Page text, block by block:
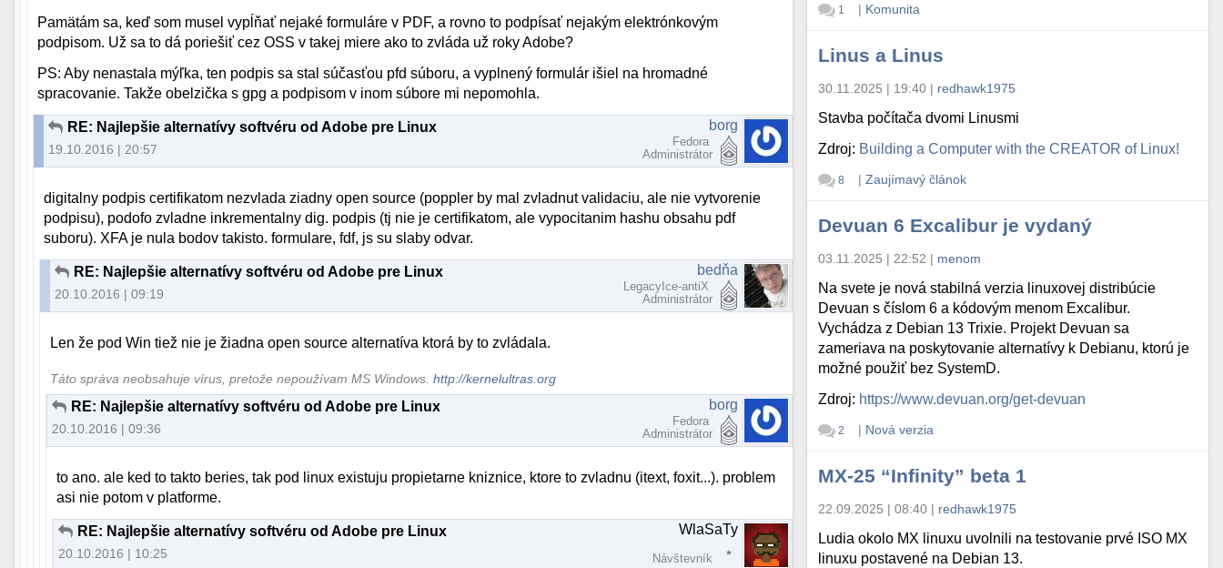
Pamätám sa, keď som musel vypĺňať nejaké formuláre v PDF, a rovno to podpísať nejakým elektrónkovým
podpisom. Už sa to dá poriešiť cez OSS v takej miere ako to zvláda už roky Adobe?
PS: Aby nenastala mýľka, ten podpis sa stal súčasťou pfd súboru, a vyplnený formulár išiel na hromadné
spracovanie. Takže obelzička s gpg a podpisom v inom súbore mi nepomohla.
RE: Najlepšie alternatívy softvéru od Adobe pre Linux
19.10.2016 | 20:57
borg
Fedora
Administrátor
digitalny podpis certifikatom nezvlada ziadny open source (poppler by mal zvladnut validaciu, ale nie vytvorenie
podpisu), podofo zvladne inkrementalny dig. podpis (tj nie je certifikatom, ale vypocitanim hashu obsahu pdf
suboru). XFA je nula bodov takisto. formulare, fdf, js su slaby odvar.
RE: Najlepšie alternatívy softvéru od Adobe pre Linux
20.10.2016 | 09:19
bedňa
LegacyIce-antiX
Administrátor
Len že pod Win tiež nie je žiadna open source alternatíva ktorá by to zvládala.
Táto správa neobsahuje vírus, pretože nepoužívam MS Windows.http://kernelultras.org
RE: Najlepšie alternatívy softvéru od Adobe pre Linux
20.10.2016 | 09:36
borg
Fedora
Administrátor
to ano. ale ked to takto beries, tak pod linux existuju propietarne kniznice, ktore to zvladnu (itext, foxit...). problem
asi nie potom v platforme.
RE: Najlepšie alternatívy softvéru od Adobe pre Linux
20.10.2016 | 10:25
WlaSaTy
Návštevník
1 | Komunita
Linus a Linus
30.11.2025 | 19:40 | redhawk1975
Stavba počítača dvomi Linusmi
Zdroj: Building a Computer with the CREATOR of Linux!
8 | Zaujímavý článok
Devuan 6 Excalibur je vydaný
03.11.2025 | 22:52 | menom
Na svete je nová stabilná verzia linuxovej distribúcie
Devuan s číslom 6 a kódovým menom Excalibur.
Vychádza z Debian 13 Trixie. Projekt Devuan sa
zameriava na poskytovanie alternatívy k Debianu, ktorú je
možné použiť bez SystemD.
Zdroj: https://www.devuan.org/get-devuan
2 | Nová verzia
MX-25 “Infinity” beta 1
22.09.2025 | 08:40 | redhawk1975
Ludia okolo MX linuxu uvolnili na testovanie prvé ISO MX
linuxu postavené na Debian 13.